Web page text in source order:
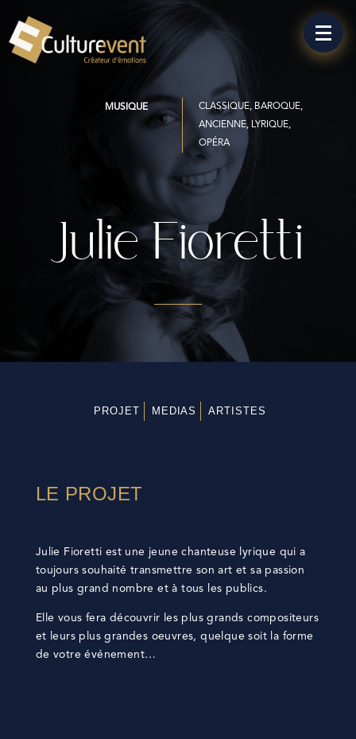
MUSIQUE
CLASSIQUE, BAROQUE,
ANCIENNE, LYRIQUE,
OPÉRA
Julie Fioretti
PROJET MEDIAS ARTISTES
LE PROJET
Julie Fioretti est une jeune chanteuse lyrique qui a
toujours souhaité transmettre son art et sa passion
au plus grand nombre et à tous les publics.
Elle vous fera découvrir les plus grands compositeurs
et leurs plus grandes oeuvres, quelque soit la forme
de votre événement…